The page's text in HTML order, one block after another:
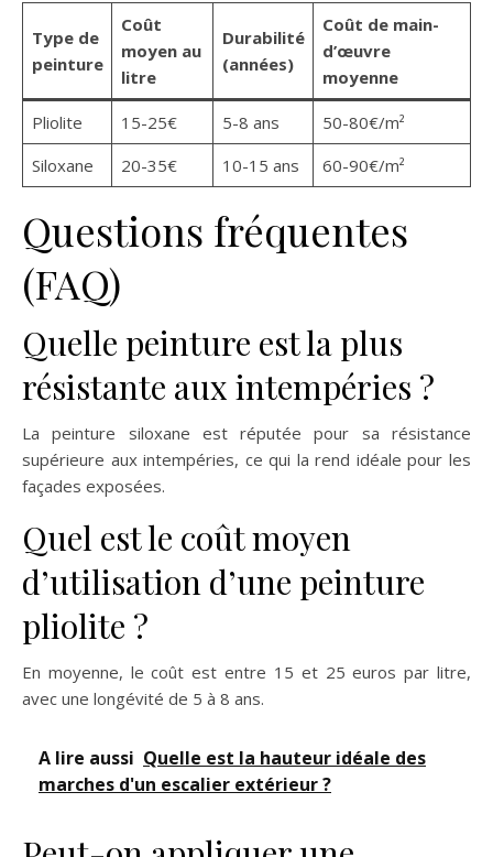
Type de
peinture
Coût
moyen au
litre
Durabilité
(années)
Coût de main-
d’œuvre
moyenne
Pliolite 15-25€ 5-8 ans
50-80€/m²
Siloxane
20-35€ 10-15 ans 60-90€/m²
Questions fréquentes
(FAQ)
Quelle peinture est la plus
résistante aux intempéries ?
La peinture siloxane est réputée pour sa résistance
supérieure aux intempéries, ce qui la rend idéale pour les
façades exposées.
Quel est le coût moyen
d’utilisation d’une peinture
pliolite ?
En moyenne, le coût est entre 15 et 25 euros par litre,
avec une longévité de 5 à 8 ans.
A lire aussi Quelle est la hauteur idéale des
marches d'un escalier extérieur ?